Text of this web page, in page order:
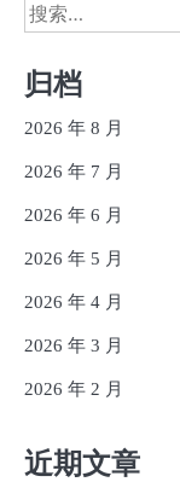
搜
索：
归档
2026 年 8 月
2026 年 7 月
2026 年 6 月
2026 年 5 月
2026 年 4 月
2026 年 3 月
2026 年 2 月
近期文章